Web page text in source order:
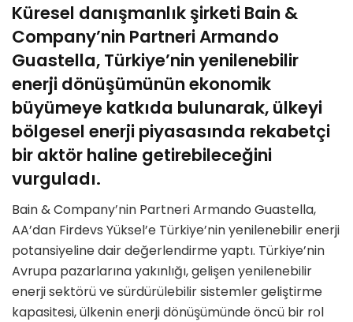
Küresel danışmanlık şirketi Bain &
Company’nin Partneri Armando
Guastella, Türkiye’nin yenilenebilir
enerji dönüşümünün ekonomik
büyümeye katkıda bulunarak, ülkeyi
bölgesel enerji piyasasında rekabetçi
bir aktör haline getirebileceğini
vurguladı.
Bain & Company’nin Partneri Armando Guastella,
AA’dan Firdevs Yüksel’e Türkiye’nin yenilenebilir enerji
potansiyeline dair değerlendirme yaptı. Türkiye’nin
Avrupa pazarlarına yakınlığı, gelişen yenilenebilir
enerji sektörü ve sürdürülebilir sistemler geliştirme
kapasitesi, ülkenin enerji dönüşümünde öncü bir rol